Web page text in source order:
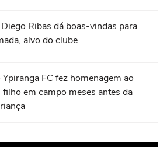
Ribas dá boas-vindas para
alvo do clube
FC fez homenagem ao
em campo meses antes da